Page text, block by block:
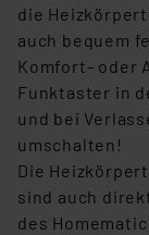
die
auch bequem
Komfort- oder
Funktaster in
und bei
umschalten!
Die
sind auch
des